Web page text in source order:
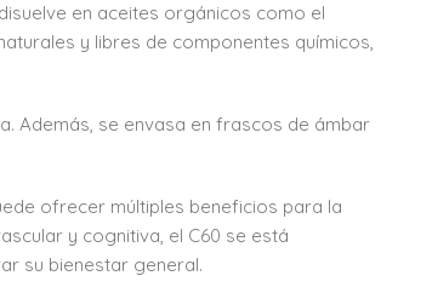
en aceites orgánicos como el
y libres de componentes químicos,
Además, se envasa en frascos de ámbar
ofrecer múltiples beneficios para la
y cognitiva, el C60 se está
su bienestar general.